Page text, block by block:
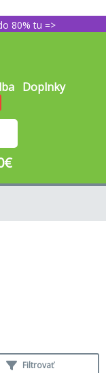
80% tu =>
Doplnky
Filtrovať